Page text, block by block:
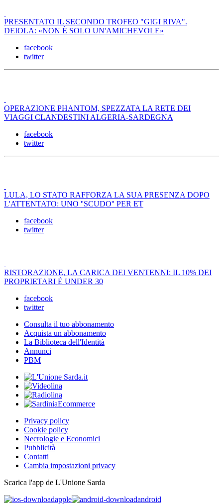
PRESENTATO IL SECONDO TROFEO "GIGI RIVA".
DEIOLA: «NON È SOLO UN'AMICHEVOLE»
facebook
twitter
OPERAZIONE PHANTOM, SPEZZATA LA RETE DEI
VIAGGI CLANDESTINI ALGERIA-SARDEGNA
facebook
twitter
LULA, LO STATO RAFFORZA LA SUA PRESENZA DOPO
L'ATTENTATO: UNO ''SCUDO'' PER ET
facebook
twitter
RISTORAZIONE, LA CARICA DEI VENTENNI: IL 10% DEI
PROPRIETARI È UNDER 30
facebook
twitter
Consulta il tuo abbonamento
Acquista un abbonamento
La Biblioteca dell'Identità
Annunci
PBM
Privacy policy
Cookie policy
Necrologie e Economici
Pubblicità
Contatti
Cambia impostazioni privacy
Scarica l'app de L'Unione Sarda
apple
android